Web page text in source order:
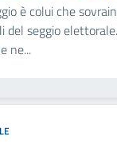
è colui che
del seggio
ne...